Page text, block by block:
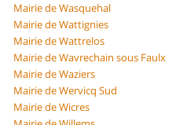
Mairie de Wasquehal
Mairie de Wattignies
Mairie de Wattrelos
Mairie de Wavrechain sous Faulx
Mairie de Waziers
Mairie de Wervicq Sud
Mairie de Wicres